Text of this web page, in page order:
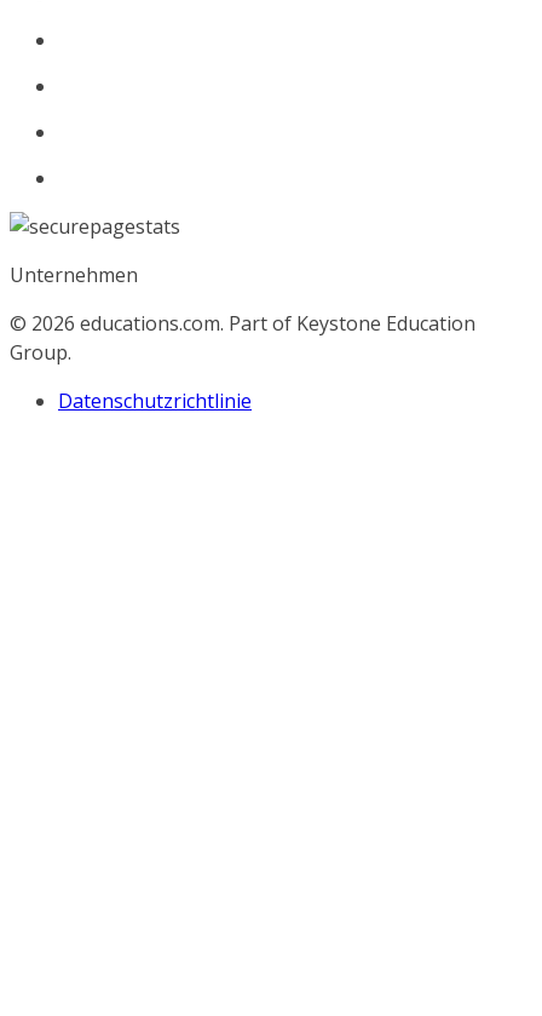
Unternehmen
© 2026 educations.com. Part of Keystone Education
Group.
Datenschutzrichtlinie